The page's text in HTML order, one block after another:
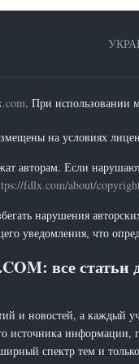
. При использовании
на условиях
авторам. Если
fdlx.com/about/
нарушения
уведомления, что
все
и новостей, а каждый
источника информации,
спектр тем и